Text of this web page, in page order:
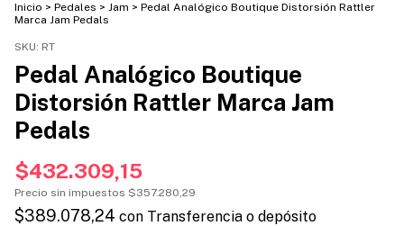
Inicio > Pedales > Jam > Pedal Analógico Boutique Distorsión Rattler
Marca Jam Pedals
SKU: RT
Pedal Analógico Boutique
Distorsión Rattler Marca Jam
Pedals
$432.309,15
Precio sin impuestos $357.280,29
$389.078,24 con Transferencia o depósito